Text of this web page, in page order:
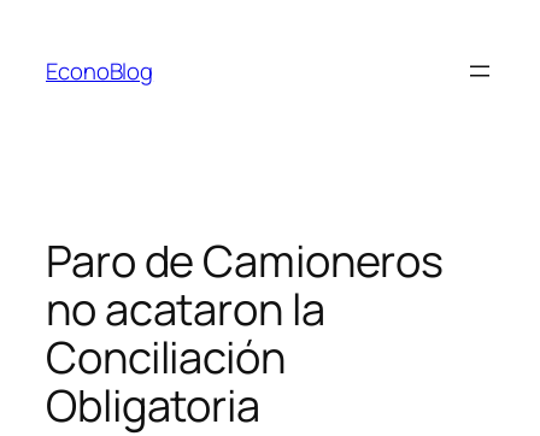
contenido
EconoBlog
Paro de Camioneros
no acataron la
Conciliación
Obligatoria